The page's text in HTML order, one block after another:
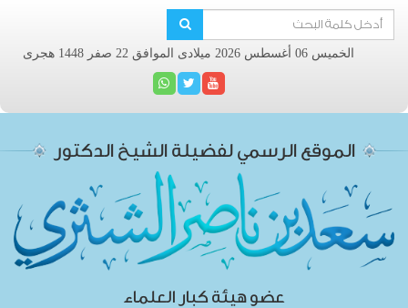
الخميس 06 أغسطس 2026 ميلادى الموافق 22 صفر 1448 هجرى
الموقع الرسمي لفضيلة الشيخ الدكتور
عضو هيئة كبار العلماء